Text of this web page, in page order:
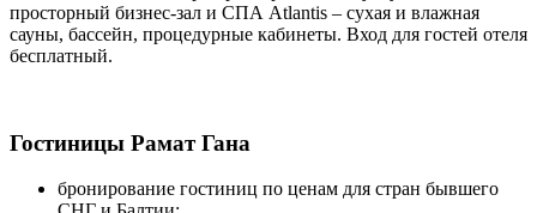
просторный бизнес-зал и СПА Atlantis – сухая и влажная
сауны, бассейн, процедурные кабинеты. Вход для гостей отеля
бесплатный.
Гостиницы Рамат Гана
бронирование гостиниц по ценам для стран бывшего